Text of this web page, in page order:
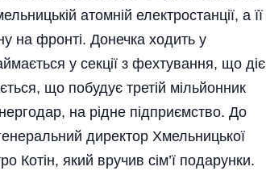
атомній електростанції, а її
на фронті. Донечка ходить у
у секції з фехтування, що діє
що побудує третій мільйонник
на рідне підприємство. До
директор Хмельницької
який вручив сім’ї подарунки.